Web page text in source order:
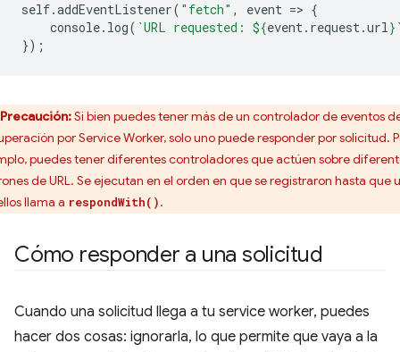
self.addEventListener( "fetch" , event => {
console. log( `URL requested: ${event. request.url}
});
Precaución:Si bien puedes tener más de un controlador de eventos
por Service Worker, solo uno puede responder por solicitud.
puedes tener diferentes controladores que actúen sobre
de URL. Se ejecutan en el orden en que se registraron hasta que
llama a respondWith().
Cómo responder a una solicitud
Cuando una solicitud llega a tu service worker, puedes
hacer dos cosas: ignorarla, lo que permite que vaya a la